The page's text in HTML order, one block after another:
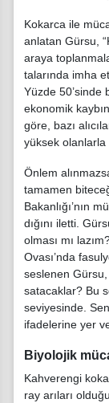
Kokarca ile
anlatan Gürsu,
araya
talarında imha
Yüzde 50’sinde
ekonomik
göre, bazı
yüksek olanlarla
Önlem
tamamen
Bakanlığı’nın
dığını iletti.
olması mı
Ova­sı’nda
seslenen Gürsu,
satacaklar? Bu
seviyesinde.
ifadelerine yer
Biyolojik
Kahverengi
ray arıları